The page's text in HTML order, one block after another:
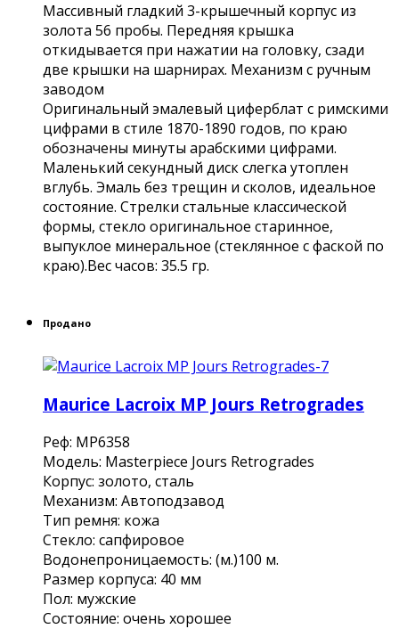
Массивный гладкий 3-крышечный корпус из
золота 56 пробы. Передняя крышка
откидывается при нажатии на головку, сзади
две крышки на шарнирах. Механизм с ручным
заводом
Оригинальный эмалевый циферблат с римскими
цифрами в стиле 1870-1890 годов, по краю
обозначены минуты арабскими цифрами.
Маленький секундный диск слегка утоплен
вглубь. Эмаль без трещин и сколов, идеальное
состояние. Стрелки стальные классической
формы, стекло оригинальное старинное,
выпуклое минеральное (стеклянное с фаской по
краю).Вес часов: 35.5 гр.
Продано
Maurice Lacroix MP Jours Retrogrades
Реф: MP6358
Модель: Masterpiece Jours Retrogrades
Корпус: золото, сталь
Механизм: Автоподзавод
Тип ремня: кожа
Стекло: сапфировое
Водонепроницаемость: (м.)100 м.
Размер корпуса: 40 мм
Пол: мужские
Состояние: очень хорошее